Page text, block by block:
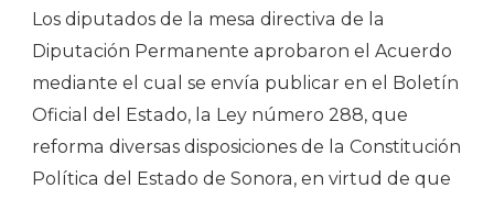
Los diputados de la mesa directiva de la
Diputación Permanente aprobaron el Acuerdo
mediante el cual se envía publicar en el Boletín
Oficial del Estado, la Ley número 288, que
reforma diversas disposiciones de la Constitución
Política del Estado de Sonora, en virtud de que